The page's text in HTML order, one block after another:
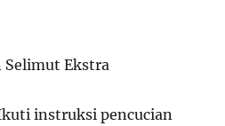
Selimut Ekstra
instruksi pencucian